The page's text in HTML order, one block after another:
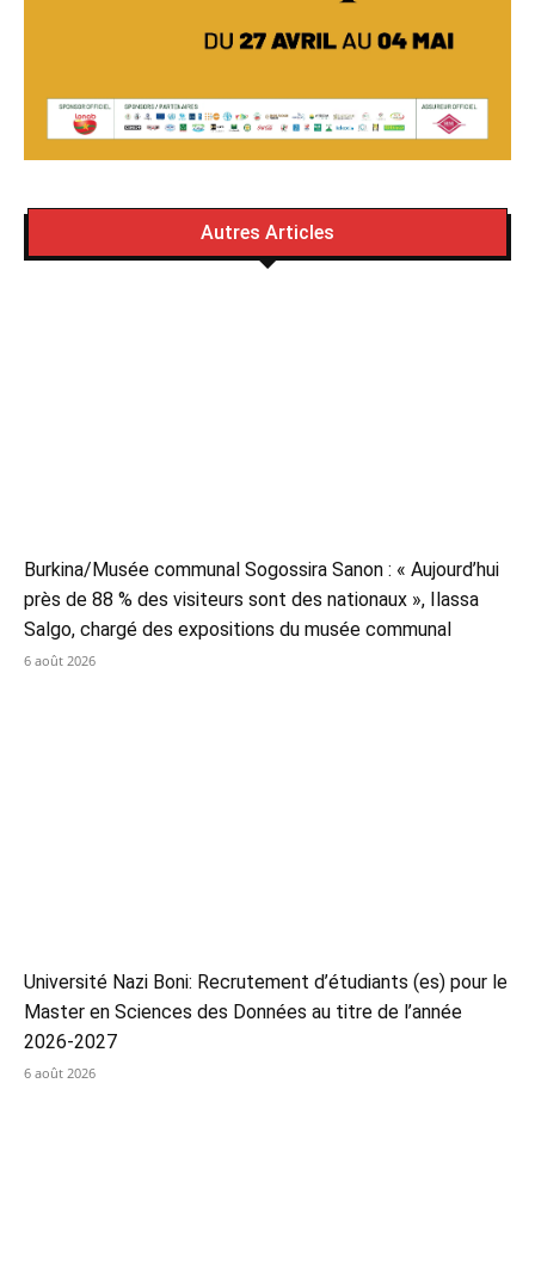
Autres Articles
Burkina/Musée communal Sogossira Sanon : « Aujourd’hui
près de 88 % des visiteurs sont des nationaux », Ilassa
Salgo, chargé des expositions du musée communal
6 août 2026
Université Nazi Boni: Recrutement d’étudiants (es) pour le
Master en Sciences des Données au titre de l’année
2026-2027
6 août 2026